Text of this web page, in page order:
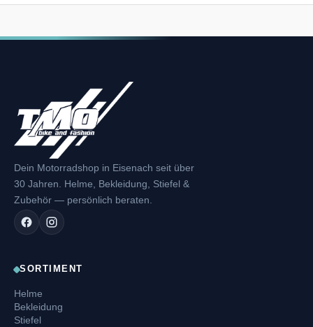
Dein Motorradshop in Eisenach seit über
30 Jahren. Helme, Bekleidung, Stiefel &
Zubehör — persönlich beraten.
SORTIMENT
Helme
Bekleidung
Stiefel